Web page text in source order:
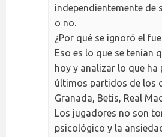
independientemente de
o no.
¿Por qué se ignoró el
Eso es lo que se tenían
hoy y analizar lo que ha
últimos partidos de los
Granada, Betis, Real
Los jugadores no son
psicológico y la